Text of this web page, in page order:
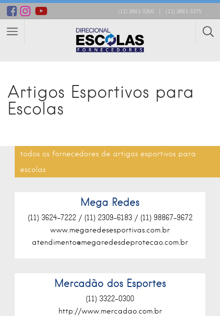
(11) 3881-3260 | (11) 3881-3375
Artigos Esportivos para
Escolas
todos os fornecedores de artigos esportivos para
escolas
Mega Redes
(11) 3624-7222 / (11) 2309-6183 / (11) 98867-9672
www.megaredesesportivas.com.br
atendimento@megaredesdeprotecao.com.br
Mercadão dos Esportes
(11) 3322-0300
http://www.mercadao.com.br